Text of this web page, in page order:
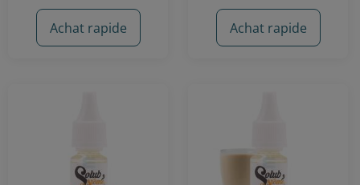
2 avis
Achat rapide
41 avis
Achat rapide